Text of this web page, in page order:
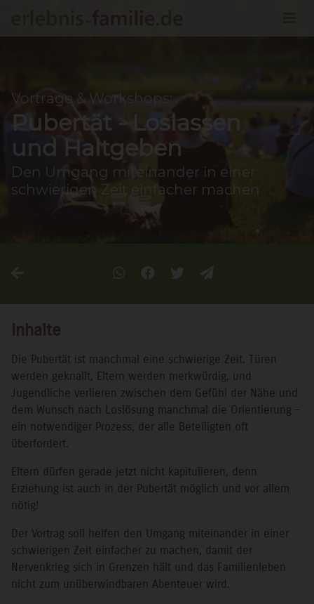
Vorträge & Workshops:
Pubertät - Loslassen
und Haltgeben
Den Umgang miteinander in einer
schwierigen Zeit einfacher machen
Inhalte
Die Pubertät ist manchmal eine schwierige Zeit. Türen
werden geknallt, Eltern werden merkwürdig, und
Jugendliche verlieren zwischen dem Gefühl der Nähe und
dem Wunsch nach Loslösung manchmal die Orientierung –
ein notwendiger Prozess, der alle Beteiligten oft
überfordert.
Eltern dürfen gerade jetzt nicht kapitulieren, denn
Erziehung ist auch in der Pubertät möglich und vor allem
nötig!
Der Vortrag soll helfen den Umgang miteinander in einer
schwierigen Zeit einfacher zu machen, damit der
Nervenkrieg sich in Grenzen hält und das Familienleben
nicht zum unüberwindbaren Abenteuer wird.